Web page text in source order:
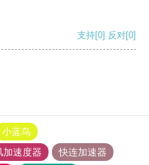
支持[0] 反对[0]
小蓝鸟
加速度器
快连加速器